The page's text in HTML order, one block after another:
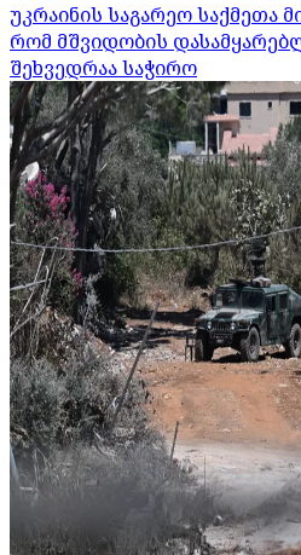
უკრაინის საგარეო საქმეთა
რომ მშვიდობის
შეხვედრაა საჭირო